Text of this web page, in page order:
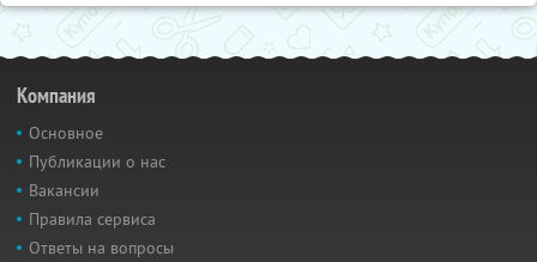
Компания
Основное
Публикации о нас
Вакансии
Правила сервиса
Ответы на вопросы